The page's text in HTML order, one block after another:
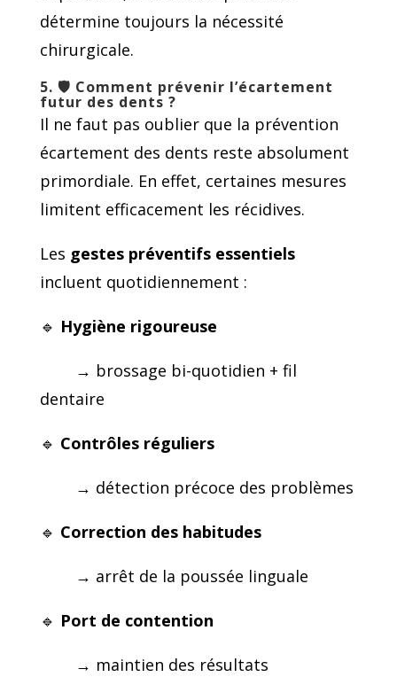
détermine toujours la nécessité
chirurgicale.
5. 🛡 Comment prévenir l’écartement
futur des dents ?
Il ne faut pas oublier que la prévention
écartement des dents reste absolument
primordiale. En effet, certaines mesures
limitent efficacement les récidives.
Les gestes préventifs essentiels
incluent quotidiennement :
🔹 Hygiène rigoureuse
→ brossage bi-quotidien + fil
dentaire
🔹 Contrôles réguliers
→ détection précoce des problèmes
🔹 Correction des habitudes
→ arrêt de la poussée linguale
🔹 Port de contention
→ maintien des résultats